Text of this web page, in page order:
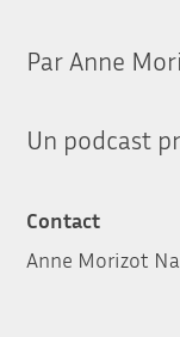
Par Anne
Un podcast
Contact
Anne Morizot